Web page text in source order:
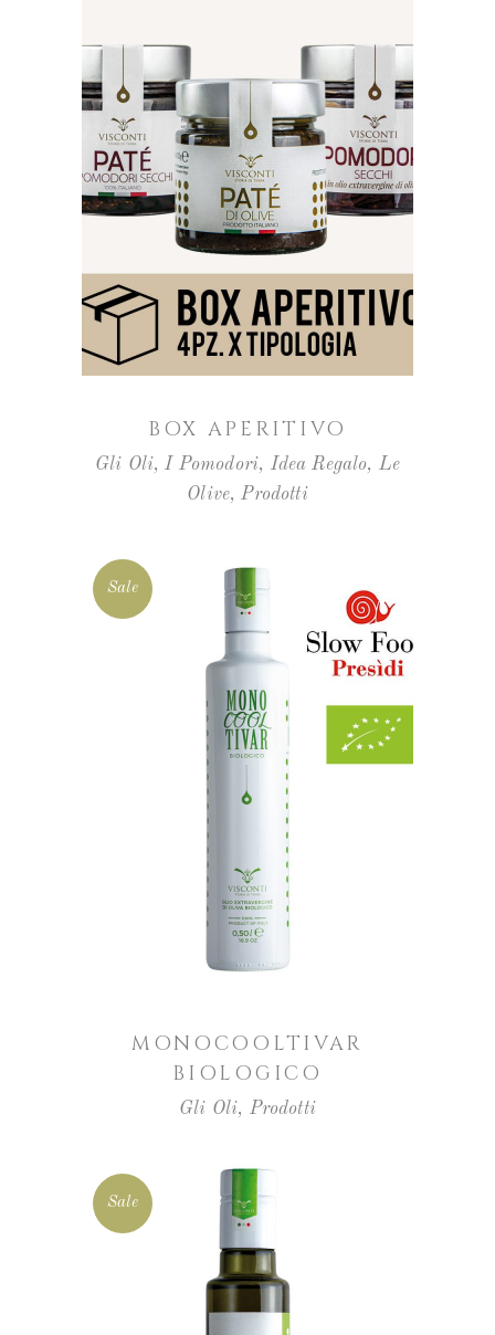
AGGIUNGI AL CARRELLO
BOX APERITIVO
Gli Oli,I Pomodori, Idea Regalo, Le
Olive,Prodotti
Sale
MONOCOOLTIVAR
BIOLOGICO
Gli Oli, Prodotti
Sale